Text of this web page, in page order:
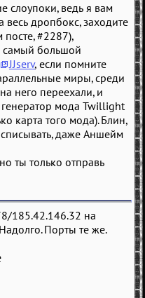
слоупоки, ведь я вам
весь дропбокс, заходите
#2287),
самый большой
JJserv, если помните
миры, среди
него переехали, и
генератор мода Twillight
карта того мода). Блин,
даже Аншейм
ты только отправь
185.42.146.32 на
Надолго. Порты те же.